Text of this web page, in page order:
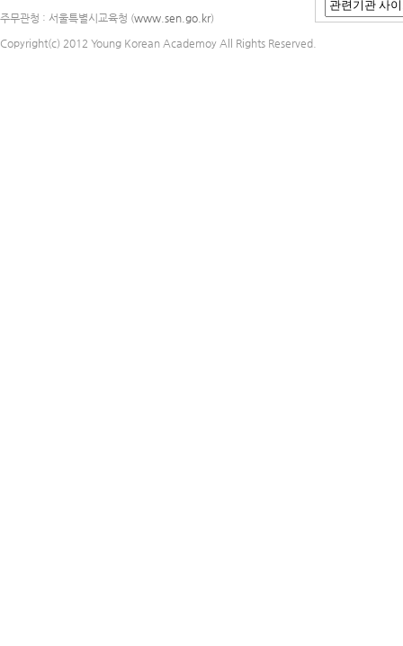
주무관청 : 서울특별시교육청 (www.sen.go.kr)
Copyright(c) 2012 Young Korean Academoy All Rights Reserved.